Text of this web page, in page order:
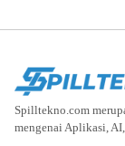
Spilltekno.com
mengenai Aplikasi,